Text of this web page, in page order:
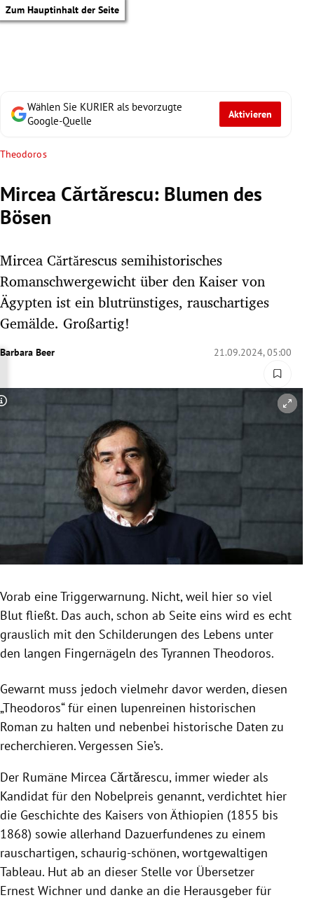
Zum Hauptinhalt der Seite
Untermenü
Untermenü
Untermenü
Untermenü
Untermenü
Untermenü
Untermenü
Wählen Sie KURIER als bevorzugte
Google-Quelle
Aktivieren
Theodoros
Mircea Cărtărescu: Blumen des
Bösen
Mircea Cărtărescus semihistorisches
Romanschwergewicht über den Kaiser von
Ägypten ist ein blutrünstiges, rauschartiges
Gemälde. Großartig!
Barbara Beer 21.09.2024, 05:00
Copyright-Hinweis öffnen/schließen
Vorab eine Triggerwarnung. Nicht, weil hier so viel
Blut fließt. Das auch, schon ab Seite eins wird es echt
grauslich mit den Schilderungen des Lebens unter
den langen Fingernägeln des Tyrannen Theodoros.
Gewarnt muss jedoch vielmehr davor werden, diesen
„Theodoros“ für einen lupenreinen historischen
Roman zu halten und nebenbei historische Daten zu
recherchieren. Vergessen Sie’s.
Der Rumäne Mircea Cărtărescu, immer wieder als
Kandidat für den Nobelpreis genannt, verdichtet hier
die Geschichte des Kaisers von Äthiopien (1855 bis
1868) sowie allerhand Dazuerfundenes zu einem
rauschartigen, schaurig-schönen, wortgewaltigen
Tableau. Hut ab an dieser Stelle vor Übersetzer
Ernest Wichner und danke an die Herausgeber für